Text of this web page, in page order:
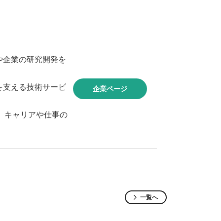
企業の研究開発を
支える技術サービ
キャリアや仕事の
企業ページ
一覧へ